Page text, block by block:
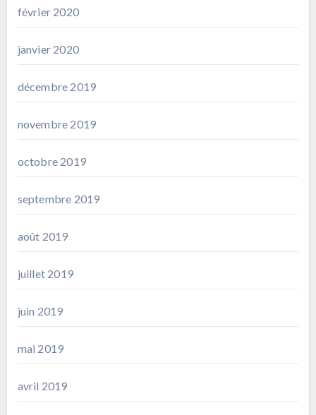
février 2020
janvier 2020
décembre 2019
novembre 2019
octobre 2019
septembre 2019
août 2019
juillet 2019
juin 2019
mai 2019
avril 2019